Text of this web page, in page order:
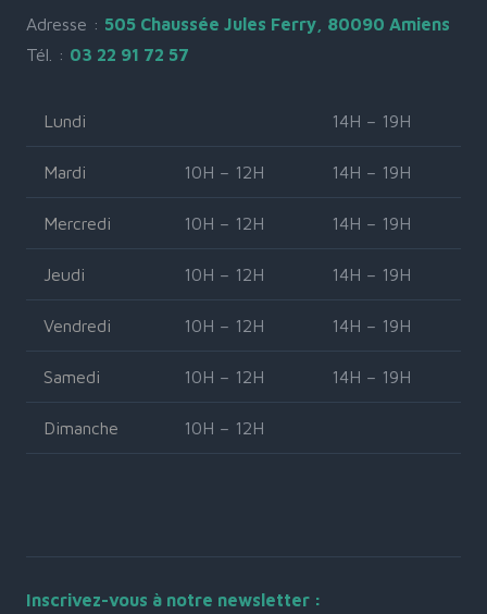
Adresse : 505 Chaussée Jules Ferry, 80090 Amiens
Tél. : 03 22 91 72 57
Lundi 14H – 19H
Mardi 10H – 12H 14H – 19H
Mercredi 10H – 12H 14H – 19H
Jeudi 10H – 12H 14H – 19H
Vendredi 10H – 12H 14H – 19H
Samedi 10H – 12H 14H – 19H
Dimanche 10H – 12H
Inscrivez-vous à notre newsletter :